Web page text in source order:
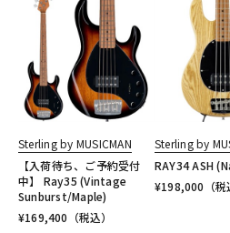
Sterling by MUSICMAN
【入荷待ち、ご予約受付
中】 Ray35 (Vintage
Sunburst/Maple)
¥169,400 （税込）
Sterling by
RAY34 ASH
¥198,000 （税